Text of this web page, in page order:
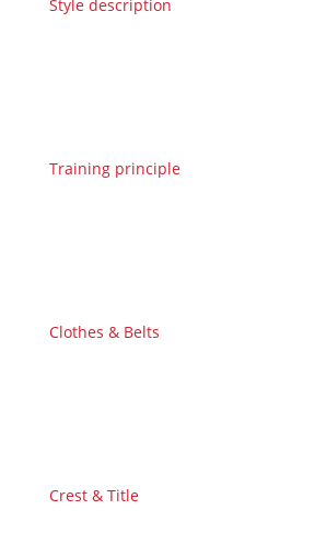
Style description
Training principle
Clothes & Belts
Crest & Title